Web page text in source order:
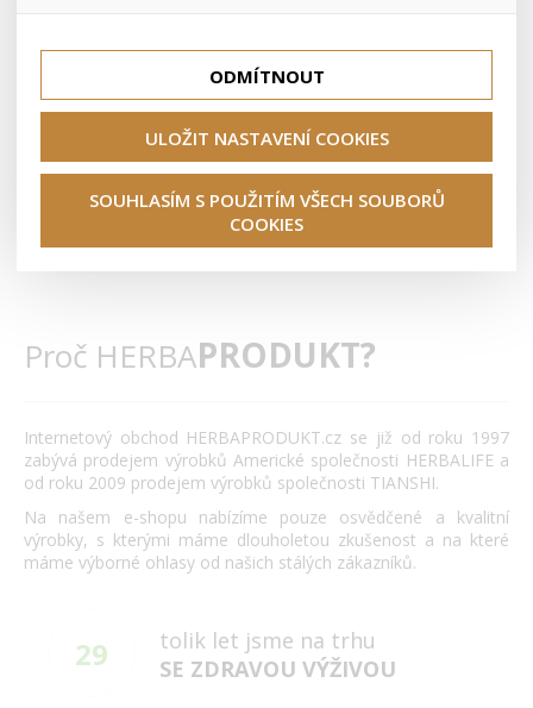
Ceylon Way
Colway International
Duolife
HERBAPRODUKT
It Works!
LR Health & Beauty
Vidafy
Filtruj
Výrobce Ceny
Proč HERBAPRODUKT?
Internetový obchod HERBAPRODUKT.cz se již od roku 1997
zabývá prodejem výrobků Americké společnosti HERBALIFE a
od roku 2009 prodejem výrobků společnosti TIANSHI.
Na našem e-shopu nabízíme pouze osvědčené a kvalitní
výrobky, s kterými máme dlouholetou zkušenost a na které
máme výborné ohlasy od našich stálých zákazníků.
29
tolik let jsme na trhu
SE ZDRAVOU VÝŽIVOU
se nevhodným doporučením produktů či jiným
nedůležitým nabídkám.
marketingové kampaně.
ODMÍTNOUT
ULOŽIT NASTAVENÍ COOKIES
SOUHLASÍM S POUŽITÍM VŠECH SOUBORŮ
COOKIES